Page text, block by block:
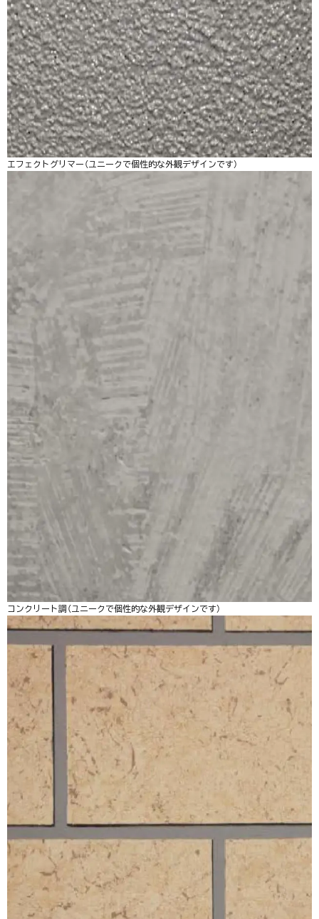
エフェクトグリマー（ユニークで個性的な外観デザインです）
コンクリート調（ユニークで個性的な外観デザインです）